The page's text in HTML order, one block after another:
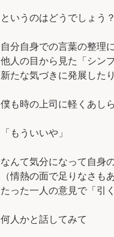
というのはどうでしょう？
自分自身での言葉の整理
他人の目から見た「シン
新たな気づきに発展した
僕も時の上司に軽くあし
「もういいや」
なんて気分になって自身
（情熱の面で足りなさも
たった一人の意見で「引
何人かと話してみて